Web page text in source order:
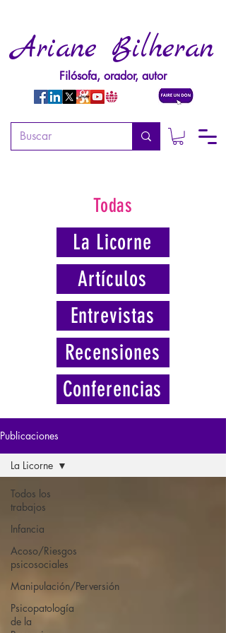
Ariane Bilheran
Filósofa, orador, autor
Todas
La Licorne
Artículos
Entrevistas
Recensiones
Conferencias
Publicaciones
Todos los
trabajos
Infancia
Acoso/Riesgos
psicosociales
Manipulación/Perversión
Psicopatología
de la
La Licorne